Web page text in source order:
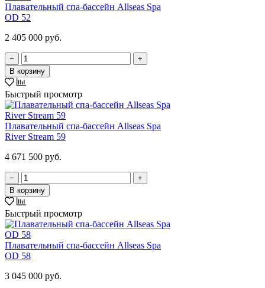
Плавательный спа-бассейн Allseas Spa
OD 52
2 405 000 руб.
−
+
В корзину
Быстрый просмотр
Плавательный спа-бассейн Allseas Spa
River Stream 59
4 671 500 руб.
−
+
В корзину
Быстрый просмотр
Плавательный спа-бассейн Allseas Spa
OD 58
3 045 000 руб.